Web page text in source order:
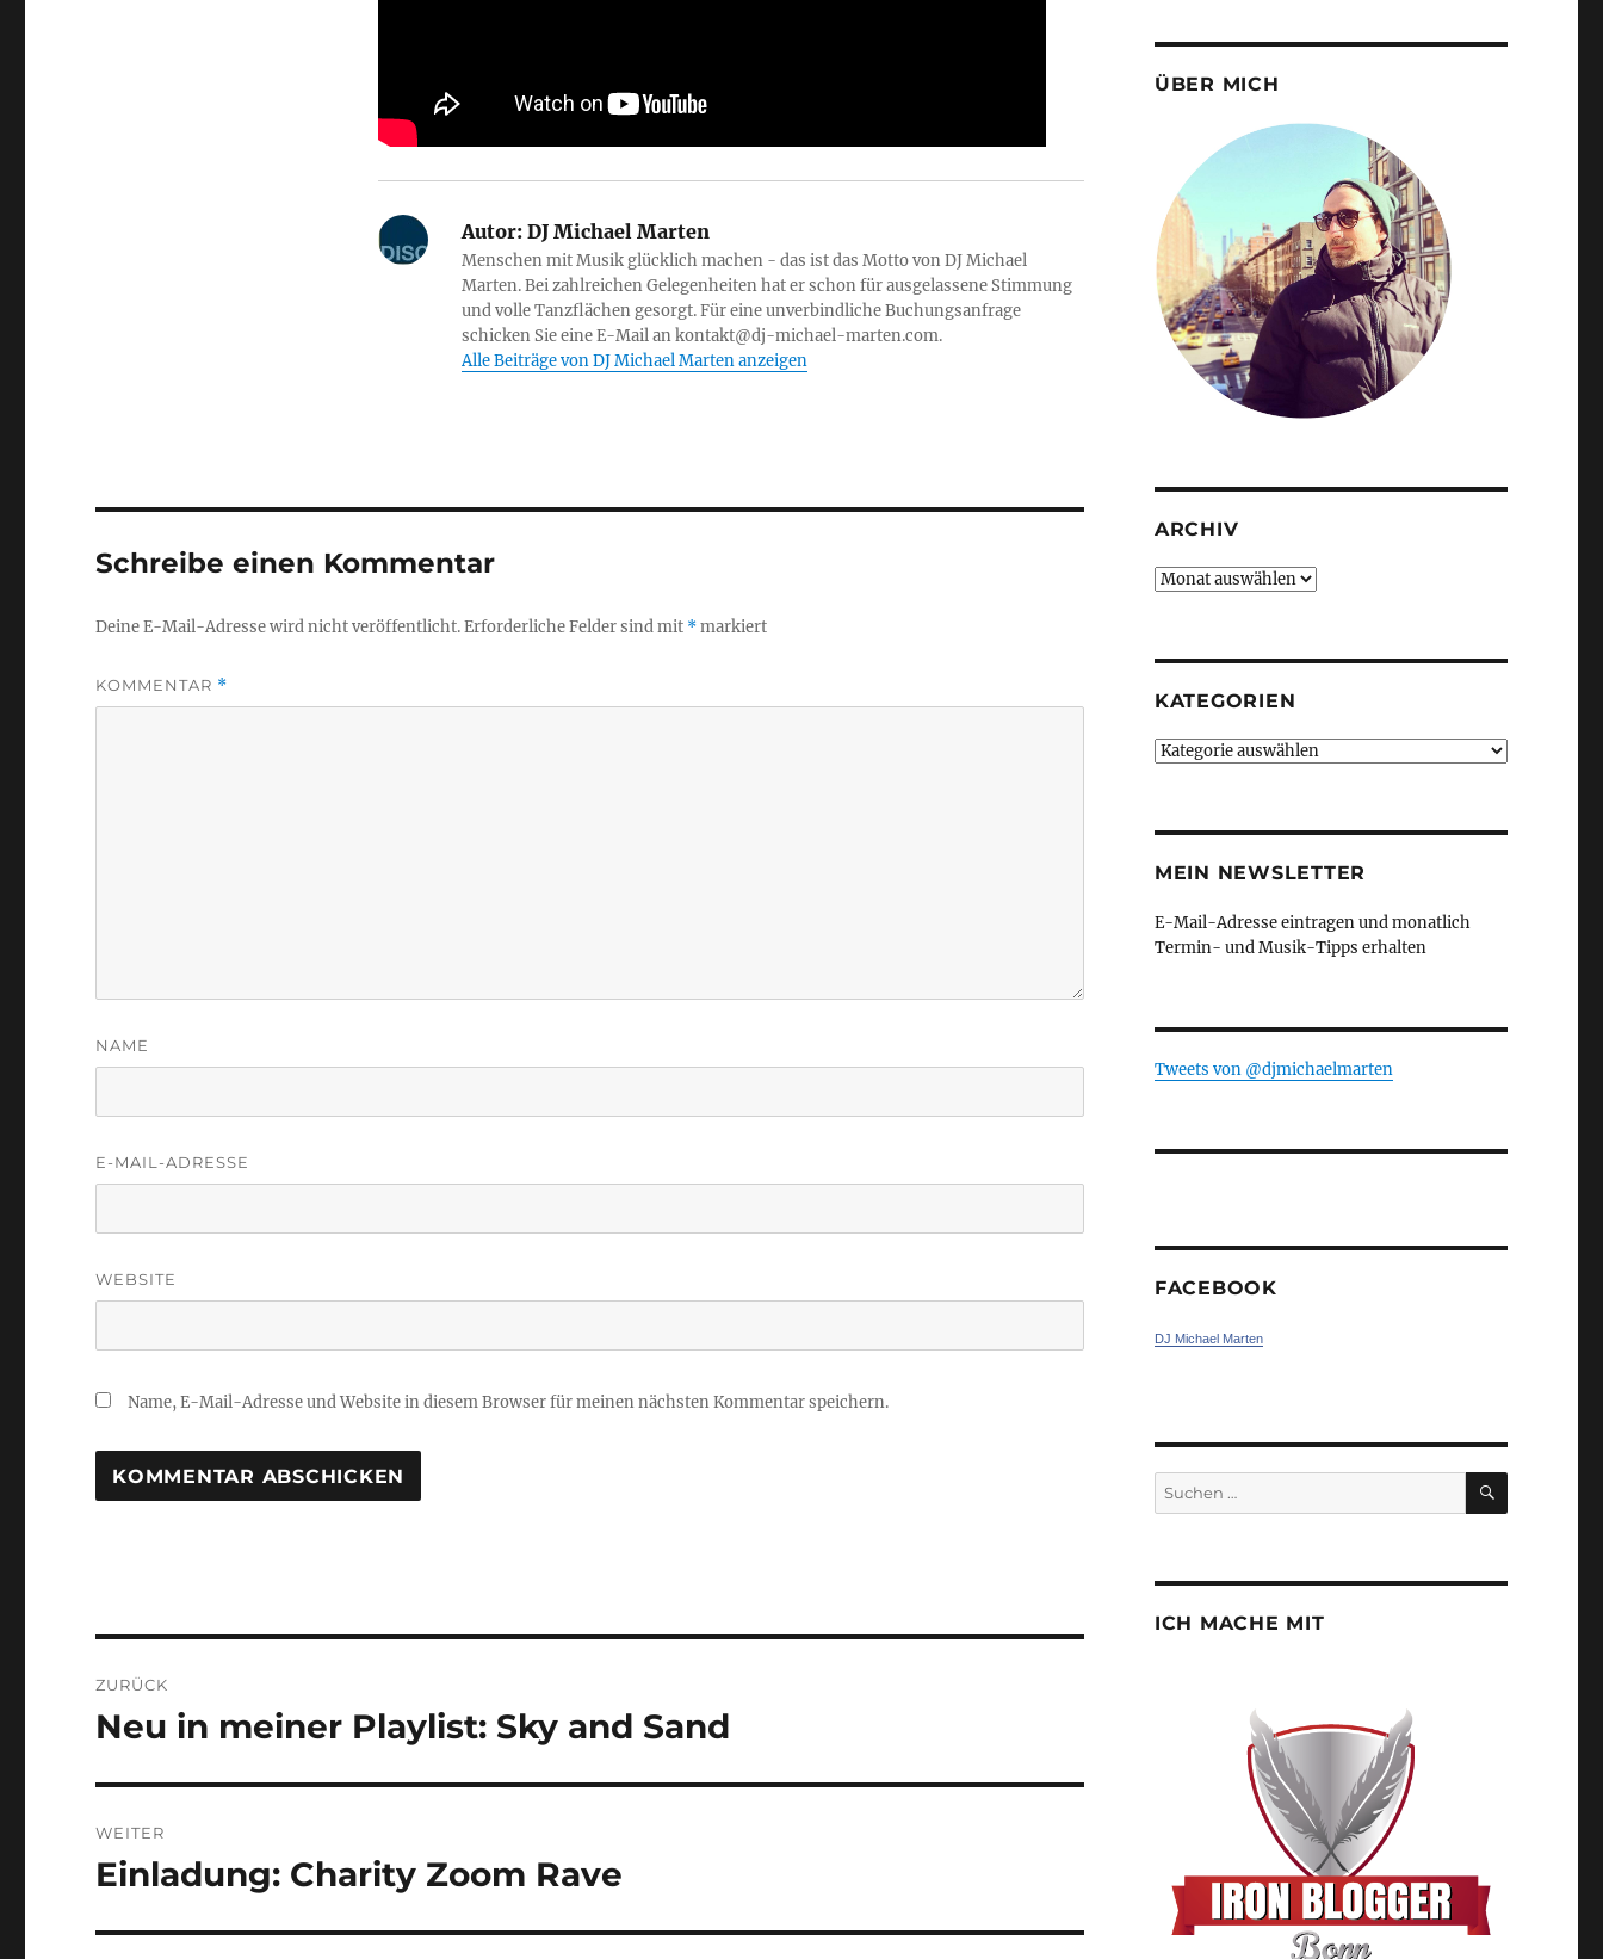
Autor:DJ Michael Marten
Menschen mit Musik glücklich machen - das ist das Motto von DJ Michael
Marten. Bei zahlreichen Gelegenheiten hat er schon für ausgelassene Stimmung
und volle Tanzflächen gesorgt. Für eine unverbindliche Buchungsanfrage
schicken Sie eine E-Mail an kontakt@dj-michael-marten.com.
Alle Beiträge von DJ Michael Marten anzeigen
Schreibe einen Kommentar
Deine E-Mail-Adresse wird nicht veröffentlicht.Erforderliche Felder sind mit *markiert
KOMMENTAR *
NAME
E-MAIL-ADRESSE
WEBSITE
Name, E-Mail-Adresse und Website in diesem Browser für meinen nächsten Kommentar speichern.
ZURÜCK
Vorheriger
Neu in meiner Playlist: Sky and Sand
WEITER
Nächster
Einladung: Charity Zoom Rave
ÜBER MICH
ARCHIV
Archiv
KATEGORIEN
Kategorien
MEIN NEWSLETTER
E-Mail-Adresse eintragen und monatlich
Termin- und Musik-Tipps erhalten
Tweets von ‎@djmichaelmarten
FACEBOOK
DJ Michael Marten
Suchen
nach:
SUCHEN
ICH MACHE MIT